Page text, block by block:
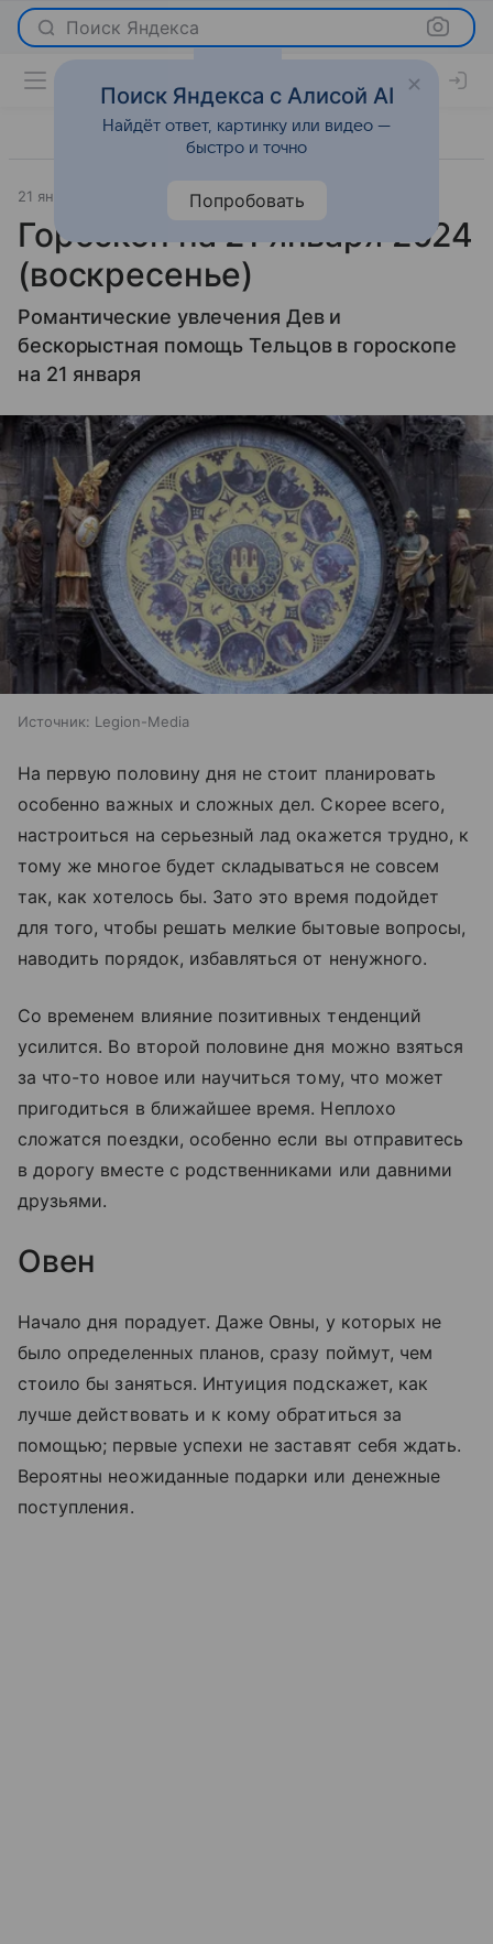
Поиск Яндекса
21 января 2024 Гороскопы
Гороскоп на 21 января 2024
(воскресенье)
Романтические увлечения Дев и
бескорыстная помощь Тельцов в гороскопе
на 21 января
Источник: Legion-Media
На первую половину дня не стоит планировать
особенно важных и сложных дел. Скорее всего,
настроиться на серьезный лад окажется трудно, к
тому же многое будет складываться не совсем
так, как хотелось бы. Зато это время подойдет
для того, чтобы решать мелкие бытовые вопросы,
наводить порядок, избавляться от ненужного.
Со временем влияние позитивных тенденций
усилится. Во второй половине дня можно взяться
за что-то новое или научиться тому, что может
пригодиться в ближайшее время. Неплохо
сложатся поездки, особенно если вы отправитесь
в дорогу вместе с родственниками или давними
друзьями.
Овен
Начало дня порадует. Даже Овны, у которых не
было определенных планов, сразу поймут, чем
стоило бы заняться. Интуиция подскажет, как
лучше действовать и к кому обратиться за
помощью; первые успехи не заставят себя ждать.
Вероятны неожиданные подарки или денежные
поступления.
Поиск Яндекса с Алисой AI
Найдёт ответ, картинку или видео —
быстро и точно
Попробовать